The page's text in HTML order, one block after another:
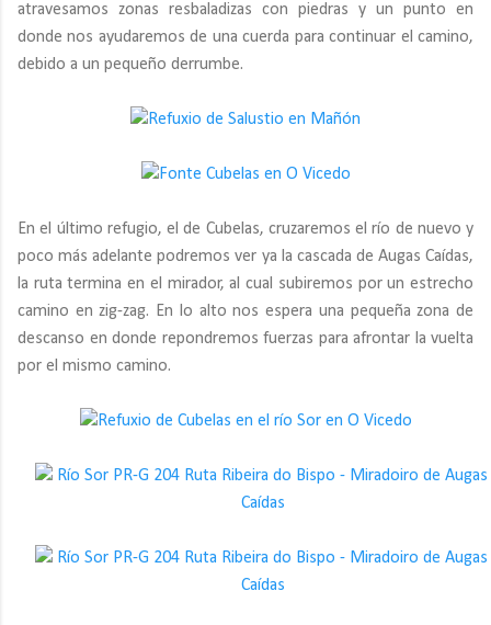
atravesamos zonas resbaladizas con piedras y un punto en
donde nos ayudaremos de una cuerda para continuar el camino,
debido a un pequeño derrumbe.
En el último refugio, el de Cubelas, cruzaremos el río de nuevo y
poco más adelante podremos ver ya la cascada de Augas Caídas,
la ruta termina en el mirador, al cual subiremos por un estrecho
camino en zig-zag. En lo alto nos espera una pequeña zona de
descanso en donde repondremos fuerzas para afrontar la vuelta
por el mismo camino.